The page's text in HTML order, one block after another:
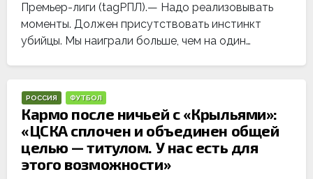
Премьер-лиги (tagРПЛ).— Надо реализовывать
моменты. Должен присутствовать инстинкт
убийцы. Мы наиграли больше, чем на один…
РОССИЯ ФУТБОЛ
Кармо после ничьей с «Крыльями»:
«ЦСКА сплочен и объединен общей
целью — титулом. У нас есть для
этого возможности»